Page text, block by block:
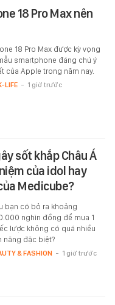
18 Pro Max nên
18 Pro Max được kỳ vọng
smartphone đáng chú ý
của Apple trong năm nay.
LIFE - 1 giờ trước
sốt khắp Châu Á
của idol hay
Medicube?
bạn có bỏ ra khoảng
nghìn đồng để mua 1
lược không có quá nhiều
năng đặc biệt?
& FASHION - 1 giờ trước